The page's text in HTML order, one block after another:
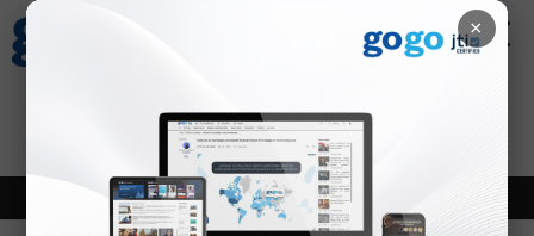
×
Зурхай
8.06
Онцлох Шинэ